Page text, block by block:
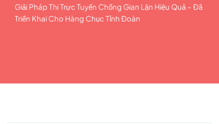
Giải Pháp Thi Trực Tuyến Chống Gian Lận Hiệu Quả – Đã
Triển Khai Cho Hàng Chục Tỉnh Đoàn